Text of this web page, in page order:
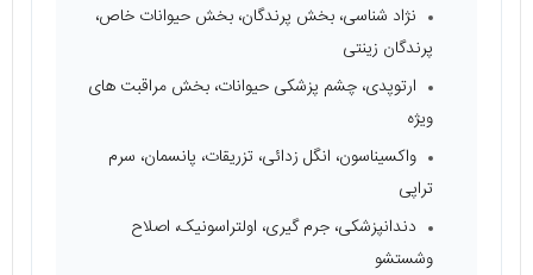
نژاد شناسی، بخش پرندگان، بخش حیوانات خاص،
پرندگان زینتی
ارتوپدی، چشم پزشکی حیوانات، بخش مراقبت های
ویژه
واکسیناسون، انگل زدائی، تزریقات، پانسمان، سرم
تراپی
دندانپزشکی، جرم گیری، اولتراسونیک، اصلاح
وشستشو